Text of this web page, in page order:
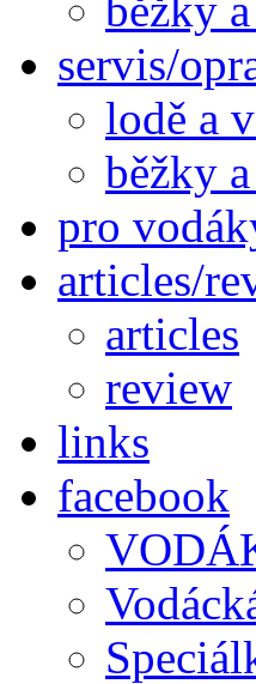
servis/
lodě a
běžky
pro
articles/
articles
review
links
facebook